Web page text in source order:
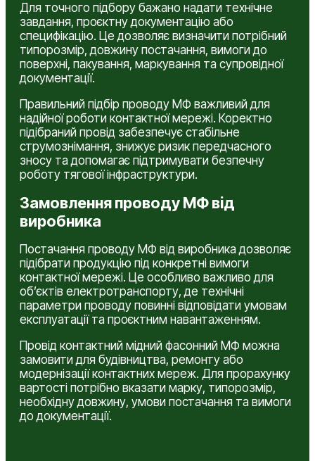
Для точного підбору бажано надати технічне
завдання, проєктну документацію або
специфікацію. Це дозволяє визначити потрібний
типорозмір, довжину постачання, вимоги до
поверхні, пакування, маркування та супровідної
документації.
Правильний підбір проводу МФ важливий для
надійної роботи контактної мережі. Коректно
підібраний провід забезпечує стабільне
струмознімання, знижує ризик передчасного
зносу та допомагає підтримувати безпечну
роботу тягової інфраструктури.
Замовлення проводу МФ від
виробника
Постачання проводу МФ від виробника дозволяє
підібрати продукцію під конкретні вимоги
контактної мережі. Це особливо важливо для
об’єктів електротранспорту, де технічні
параметри проводу повинні відповідати умовам
експлуатації та проєктним навантаженням.
Провід контактний мідний фасонний МФ можна
замовити для будівництва, ремонту або
модернізації контактних мереж. Для прорахунку
вартості потрібно вказати марку, типорозмір,
необхідну довжину, умови постачання та вимоги
до документації.